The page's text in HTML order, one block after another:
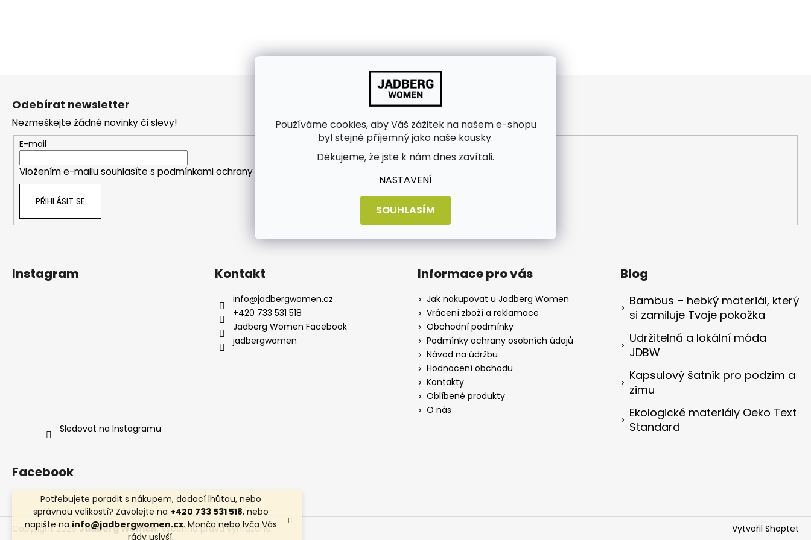
Používáme cookies, aby Váš zážitek na našem e-shopu
byl stejně příjemný jako naše kousky.
Děkujeme, že jste k nám dnes zavítali.
NASTAVENÍ
SOUHLASÍM
Potřebujete poradit s nákupem, dodací lhůtou, nebo
správnou velikostí? Zavolejte na +420 733 531 518, nebo
napište nainfo@jadbergwomen.cz. Monča nebo Ivča Vás
rády uslyší.
?
HLEDAT
Z
Odebírat newsletter
Nezmeškejte žádné novinky či slevy!
E-mail
Vložením e-mailu souhlasíte s podmínkami ochrany osobních údajů
PŘIHLÁSIT SE
Instagram
Sledovat na Instagramu
Kontakt
info@jadbergwomen.cz
+420 733 531 518
Jadberg Women Facebook
jadbergwomen
Informace pro vás
Jak nakupovat u Jadberg Women
Vrácení zboží a reklamace
Obchodní podmínky
Podmínky ochrany osobních údajů
Návod na údržbu
Hodnocení obchodu
Kontakty
Oblíbené produkty
O nás
Blog
Bambus – hebký materiál, který
si zamiluje Tvoje pokožka
Udržitelná a lokální móda
JDBW
Kapsulový šatník pro podzim a
zimu
Ekologické materiály Oeko Text
Standard
Facebook
Vytvořil Shoptet
Copyright 2026Jadberg Women. Všechna práva vyhrazena.